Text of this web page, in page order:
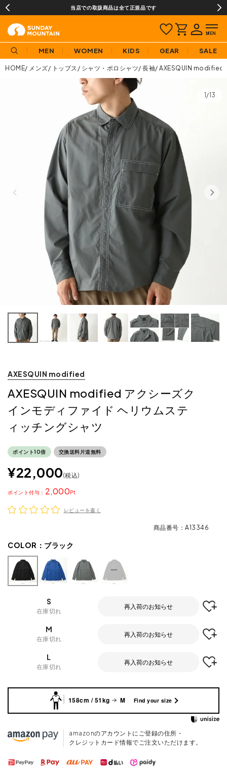
当店での取扱商品は全て正規品です
MEN WOMEN KIDS GEAR SALE
HOME メンズ トップス シャツ・ポロシャツ 長袖 AXESQUIN modified
1/13
AXESQUIN modified
AXESQUIN modified アクシーズク
インモディファイド ヘリウムステ
ィッチングシャツ
ポイント10倍 交換送料片道無料
¥22,000 税込
2,000
ポイント
レビューを書く
商品番号 A13346
COLOR： ブラック
S
在庫切れ
再入荷のお知らせ
M
在庫切れ
再入荷のお知らせ
L
在庫切れ
再入荷のお知らせ
158cm / 51kg M Find your size
amazonのアカウントにご登録の住所・
クレジットカード情報でご注文いただけます。